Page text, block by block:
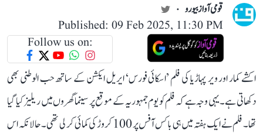
قومی آواز بیورو
Published: 09 Feb 2025, 11:30 PM
Follow us on:
اکشے کمار اور ویر پہاڑیا کی فلم ’اسکائی فورس‘ ایریل ایکشن کے ساتھ حب الوطنی بھی
دکھاتی ہے۔ یہی وجہ ہے کہ فلم کو یوم جمہوریہ کے موقع پر سینما گھروں میں ریلیز کیا گیا
تھا۔ فلم نے ایک ہفتہ میں ہی باکس آفس پر 100 کروڑ کی کمائی کر لی تھی۔ حالانکہ اس